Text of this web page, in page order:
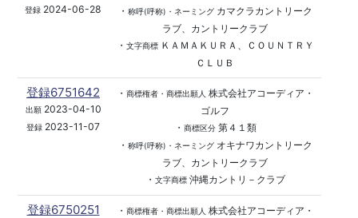
登録 2024-06-28
・ 称呼(呼称)・ネーミングカマクラカントリーク
ラブ、カントリークラブ
・ 文字商標ＫＡＭＡＫＵＲＡ、ＣＯＵＮＴＲＹ
ＣＬＵＢ
登録6751642
出願2023-04-10
登録 2023-11-07
・ 商標権者・商標出願人 株式会社アコーディア・
ゴルフ
・ 商標区分第４１類
・ 称呼(呼称)・ネーミングオキナワカントリーク
ラブ、カントリークラブ
・ 文字商標沖縄カントリ－クラブ
登録6750251 ・ 商標権者・商標出願人 株式会社アコーディア・